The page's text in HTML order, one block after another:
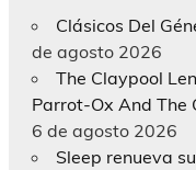
Clásicos Del
de agosto 2026
The Claypool
Parrot-Ox And The
6 de agosto 2026
Sleep renueva